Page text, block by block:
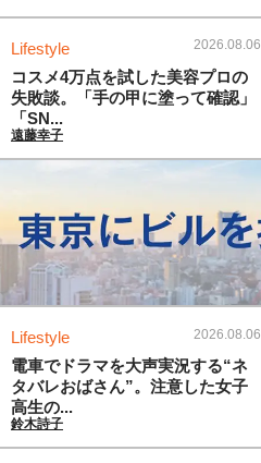
Lifestyle 2026.08.06
コスメ4万点を試した美容プロの
失敗談。「手の甲に塗って確認」
「SN...
遠藤幸子
Lifestyle 2026.08.06
電車でドラマを大声実況する“ネ
タバレおばさん”。注意した女子
高生の...
鈴木詩子